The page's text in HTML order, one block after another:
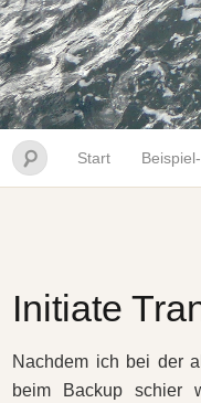
Start
Initiate
Nachdem ich bei der
beim Backup schier